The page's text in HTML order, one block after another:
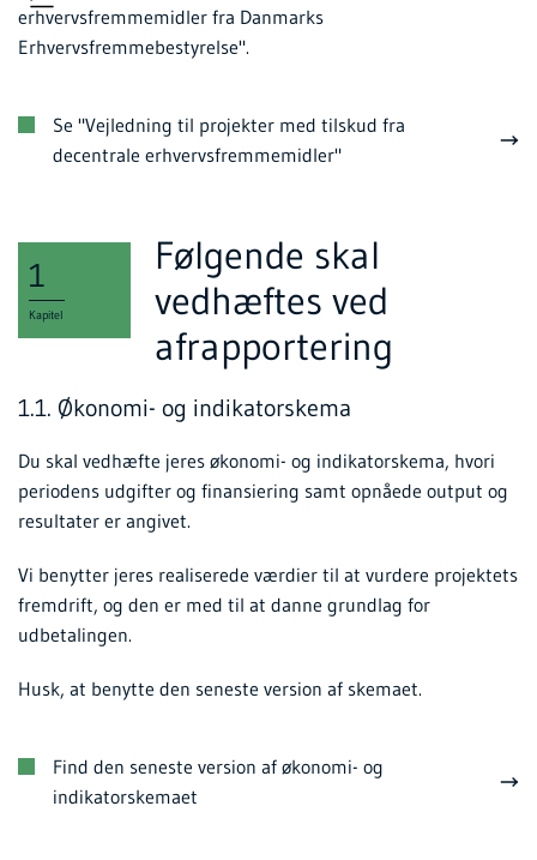
erhvervsfremmemidler fra Danmarks
Erhvervsfremmebestyrelse".
Se "Vejledning til projekter med tilskud fra
decentrale erhvervsfremmemidler"
Kapitel
1
Følgende skal
vedhæftes ved
afrapportering
1.1. Økonomi- og indikatorskema
Du skal vedhæfte jeres økonomi- og indikatorskema, hvori
periodens udgifter og finansiering samt opnåede output og
resultater er angivet.
Vi benytter jeres realiserede værdier til at vurdere projektets
fremdrift, og den er med til at danne grundlag for
udbetalingen.
Husk, at benytte den seneste version af skemaet.
Find den seneste version af økonomi- og
indikatorskemaet